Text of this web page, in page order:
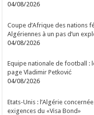
04/08/2026
Coupe d’Afrique des nations
Algériennes à un pas d’un
04/08/2026
Equipe nationale de football :
page Vladimir Petković
04/08/2026
Etats-Unis : l’Algérie
exigences du «Visa Bond»